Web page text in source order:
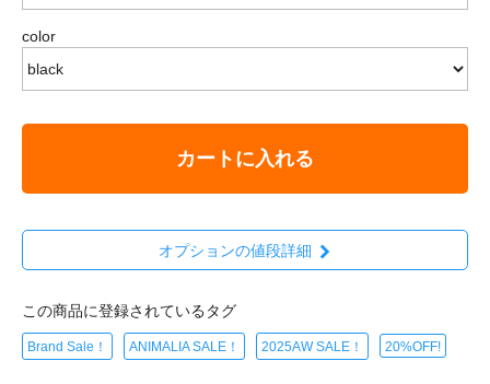
color
カートに入れる
オプションの値段詳細
この商品に登録されているタグ
Brand Sale！ ANIMALIA SALE！ 2025AW SALE！ 20%OFF!